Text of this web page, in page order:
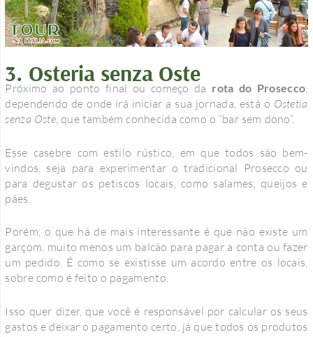
3. Osteria senza Oste
Próximo ao ponto final ou começo da rota do Prosecco,
dependendo de onde irá iniciar a sua jornada, está o Ostetia
senza Oste, que também conhecida como o “bar sem dono”.
Esse casebre com estilo rústico, em que todos são bem-
vindos, seja para experimentar o tradicional Prosecco ou
para degustar os petiscos locais, como salames, queijos e
pães.
Porém, o que há de mais interessante é que não existe um
garçom, muito menos um balcão para pagar a conta ou fazer
um pedido. É como se existisse um acordo entre os locais,
sobre como é feito o pagamento.
Isso quer dizer, que você é responsável por calcular os seus
gastos e deixar o pagamento certo, já que todos os produtos